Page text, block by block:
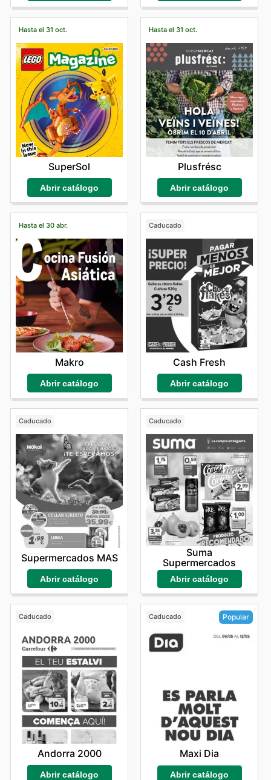
Hasta el 31 oct.
SuperSol
Abrir catálogo
Hasta el 31 oct.
Plusfrésc
Abrir catálogo
Hasta el 30 abr.
Makro
Abrir catálogo
Caducado
Cash Fresh
Abrir catálogo
Caducado
Supermercados MAS
Abrir catálogo
Caducado
Suma
Supermercados
Abrir catálogo
Caducado
Andorra 2000
Abrir catálogo
Caducado Popular
Maxi Dia
Abrir catálogo